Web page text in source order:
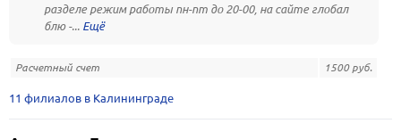
разделе режим работы пн-пт до 20-00, на сайте глобал
блю -...
Расчетный счет 1500 руб.
11 филиалов в Калининграде